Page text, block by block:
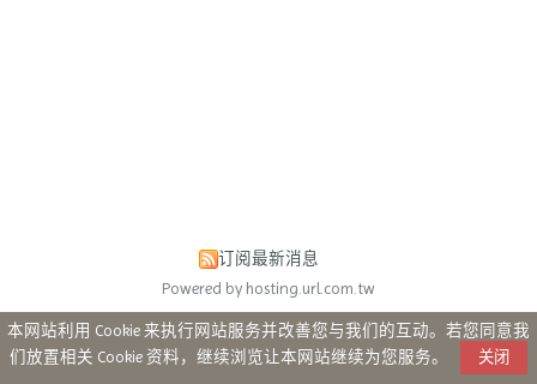
订阅最新消息
Powered by hosting.url.com.tw
本网站利用 Cookie 来执行网站服务并改善您与我们的互动。若您同意我
们放置相关 Cookie 资料，继续浏览让本网站继续为您服务。